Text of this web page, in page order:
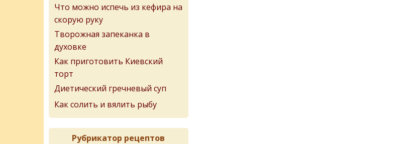
Что можно испечь из кефира на
скорую руку
Творожная запеканка в
духовке
Как приготовить Киевский
торт
Диетический гречневый суп
Как солить и вялить рыбу
Рубрикатор рецептов